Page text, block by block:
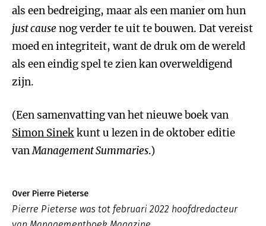
als een bedreiging, maar als een manier om hun
just cause nog verder te uit te bouwen. Dat vereist
moed en integriteit, want de druk om de wereld
als een eindig spel te zien kan overweldigend
zijn.
(Een samenvatting van het nieuwe boek van
Simon Sinekkunt u lezen in de oktober editie
vanManagement Summaries.)
Over Pierre Pieterse
Pierre Pieterse was tot februari 2022 hoofdredacteur